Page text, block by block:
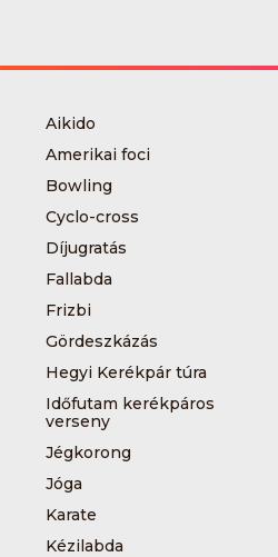
Aikido
Amerikai foci
Bowling
Cyclo-cross
Díjugratás
Fallabda
Frizbi
Gördeszkázás
Hegyi Kerékpár túra
Időfutam kerékpáros
verseny
Jégkorong
Jóga
Karate
Kézilabda